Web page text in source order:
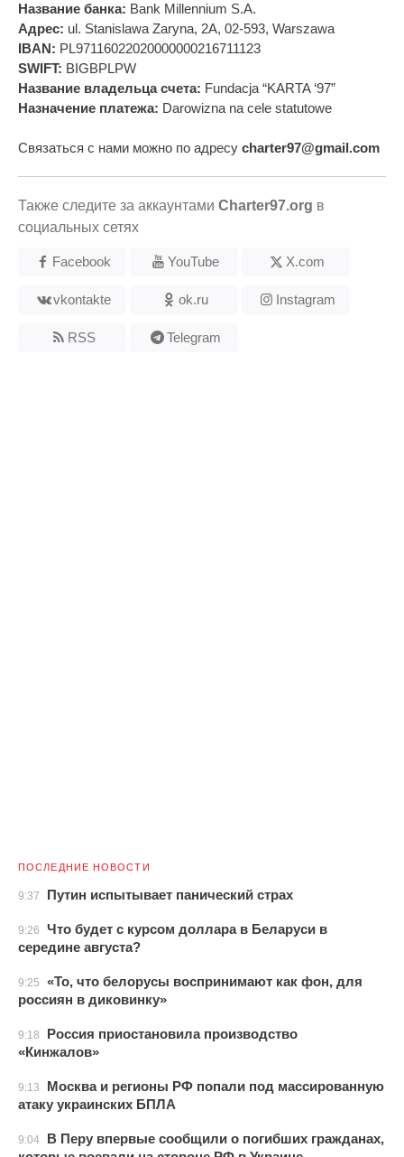
Название банка: Bank Millennium S.A.
Адрес: ul. Stanislawa Zaryna, 2A, 02-593, Warszawa
IBAN: PL97116022020000000216711123
SWIFT: BIGBPLPW
Название владельца счета: Fundacja “KARTA ‘97”
Назначение платежа: Darowizna na cele statutowe
Связаться с нами можно по адресу charter97@gmail.com
Также следите за аккаунтами Charter97.org в
социальных сетях
Facebook YouTube X.com
vkontakte ok.ru Instagram
RSS Telegram
ПОСЛЕДНИЕ НОВОСТИ
9:37 Путин испытывает панический страх
9:26
Что будет с курсом доллара в Беларуси в
середине августа?
9:25
«То, что белорусы воспринимают как фон, для
россиян в диковинку»
9:18
Россия приостановила производство
«Кинжалов»
9:13
Москва и регионы РФ попали под массированную
атаку украинских БПЛА
9:04
В Перу впервые сообщили о погибших гражданах,